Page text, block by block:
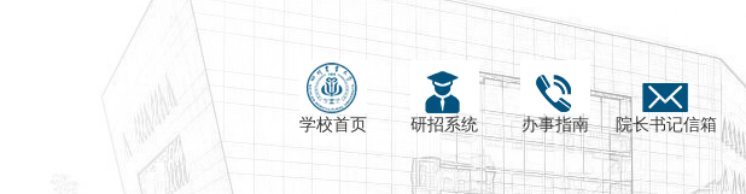
学校首页 研招系统 办事指南 院长书记信箱